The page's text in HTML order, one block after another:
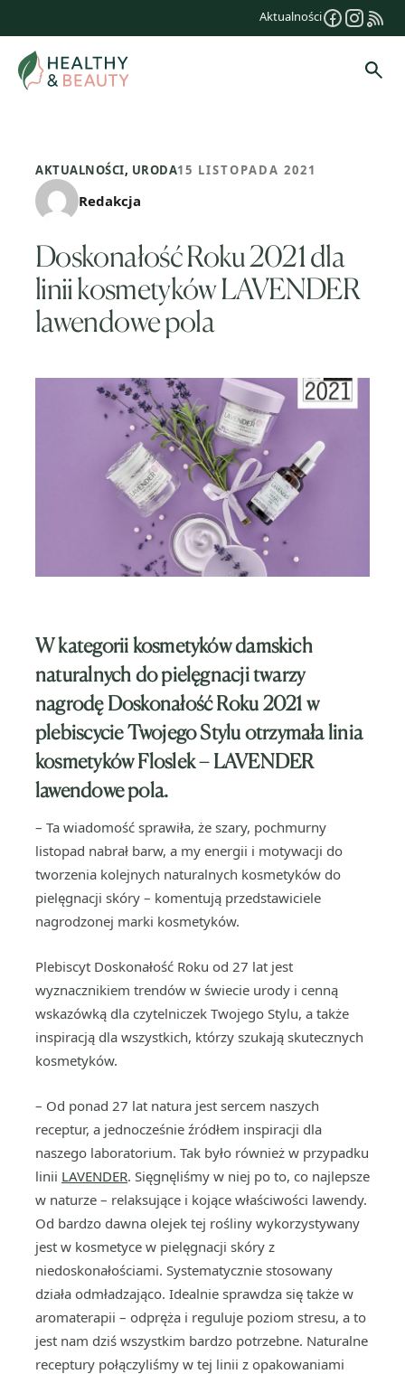
treści
Aktualności
AKTUALNOŚCI, URODA15 LISTOPADA 2021
Redakcja
Doskonałość Roku 2021 dla
linii kosmetyków LAVENDER
lawendowe pola
W kategorii kosmetyków damskich
naturalnych do pielęgnacji twarzy
nagrodę Doskonałość Roku 2021 w
plebiscycie Twojego Stylu otrzymała linia
kosmetyków Floslek – LAVENDER
lawendowe pola.
– Ta wiadomość sprawiła, że szary, pochmurny
listopad nabrał barw, a my energii i motywacji do
tworzenia kolejnych naturalnych kosmetyków do
pielęgnacji skóry – komentują przedstawiciele
nagrodzonej marki kosmetyków.
Plebiscyt Doskonałość Roku od 27 lat jest
wyznacznikiem trendów w świecie urody i cenną
wskazówką dla czytelniczek Twojego Stylu, a także
inspiracją dla wszystkich, którzy szukają skutecznych
kosmetyków.
– Od ponad 27 lat natura jest sercem naszych
receptur, a jednocześnie źródłem inspiracji dla
naszego laboratorium. Tak było również w przypadku
linii LAVENDER. Sięgnęliśmy w niej po to, co najlepsze
w naturze – relaksujące i kojące właściwości lawendy.
Od bardzo dawna olejek tej rośliny wykorzystywany
jest w kosmetyce w pielęgnacji skóry z
niedoskonałościami. Systematycznie stosowany
działa odmładzająco. Idealnie sprawdza się także w
aromaterapii – odpręża i reguluje poziom stresu, a to
jest nam dziś wszystkim bardzo potrzebne. Naturalne
receptury połączyliśmy w tej linii z opakowaniami